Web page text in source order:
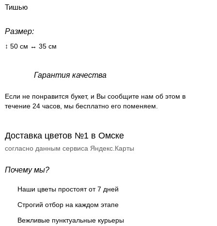
Тишью
Размер:
↕ 50 см ↔ 35 см
Гарантия качества
Если не понравится букет, и Вы сообщите нам об этом в
течение 24 часов, мы бесплатно его поменяем.
Доставка цветов №1 в Омске
согласно данным сервиса Яндекс.Карты
Почему мы?
Наши цветы простоят от 7 дней
Строгий отбор на каждом этапе
Вежливые пунктуальные курьеры